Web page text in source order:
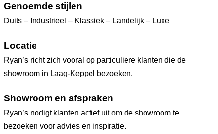
Genoemde stijlen
Duits – Industrieel – Klassiek – Landelijk – Luxe
Locatie
Ryan’s richt zich vooral op particuliere klanten die de
showroom in Laag-Keppel bezoeken.
Showroom en afspraken
Ryan’s nodigt klanten actief uit om de showroom te
bezoeken voor advies en inspiratie.